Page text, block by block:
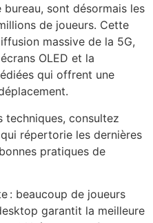
bureau, sont désormais les
de joueurs. Cette
massive de la 5G,
OLED et la
qui offrent une
techniques, consultez
qui répertorie les dernières
pratiques de
: beaucoup de joueurs
garantit la meilleure